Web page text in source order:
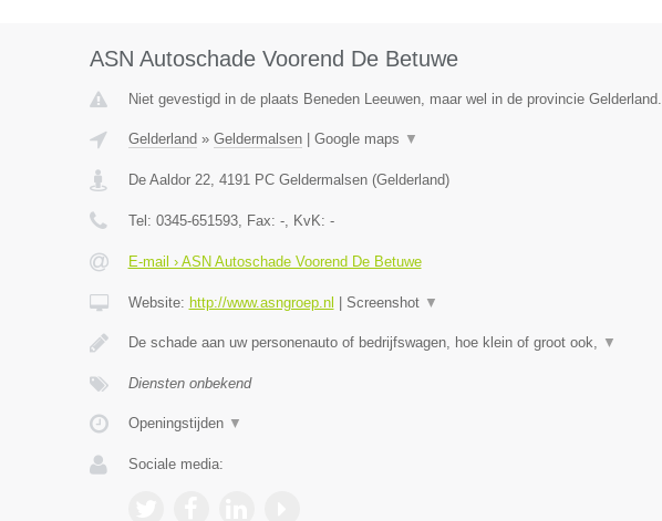
ASN Autoschade Voorend De Betuwe
Niet gevestigd in de plaats Beneden Leeuwen, maar wel in de provincie Gelderland.
Gelderland » Geldermalsen| Google maps ▼
De Aaldor 22, 4191 PC Geldermalsen(Gelderland)
Tel: 0345-651593, Fax: -, KvK: -
E-mail › ASN Autoschade Voorend De Betuwe
Website: http://www.asngroep.nl Screenshot ▼
De schade aan uw personenauto of bedrijfswagen, hoe klein of groot ook, ▼
Diensten onbekend
Openingstijden ▼
Sociale media: